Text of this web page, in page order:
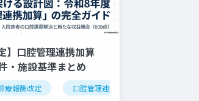
外来機能分化 クリニック経営
】口腔管理連携加算
・施設基準まとめ
療報酬改定 口腔管理連携加算